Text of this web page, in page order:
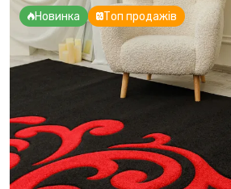
Новинка Топ продажів